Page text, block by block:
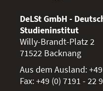
DeLSt GmbH -
Studieninstitut
Willy-Brandt-Platz 2
71522 Backnang
Aus dem Ausland:
Fax:+49 (0) 7191 - 22